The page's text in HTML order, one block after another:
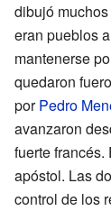
dibujó
eran pueblos
mantenerse
quedaron
porPedro
avanzaron
fuerte
apóstol. Las
control de los